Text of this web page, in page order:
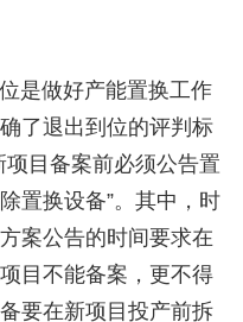
是做好产能置换工作
了退出到位的评判标
目备案前必须公告置
置换设备”。其中，时
案公告的时间要求在
目不能备案，更不得
要在新项目投产前拆